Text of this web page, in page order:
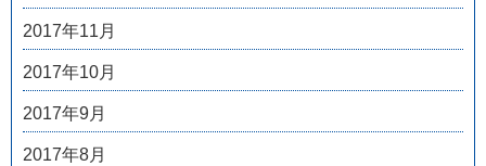
2017年11月
2017年10月
2017年9月
2017年8月